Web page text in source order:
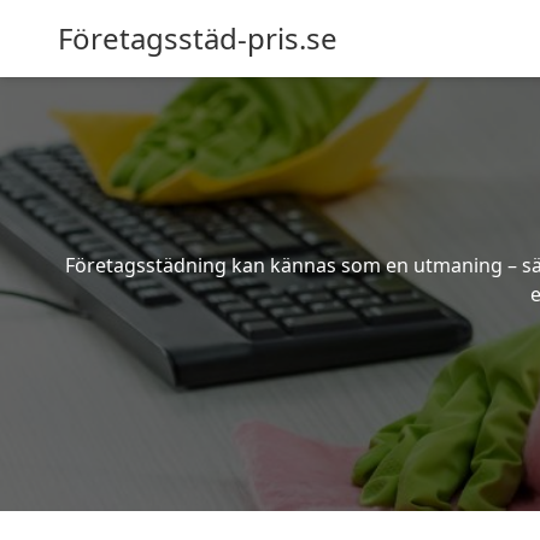
Företagsstäd-pris.se
Företagsstädning kan kännas som en utmaning –